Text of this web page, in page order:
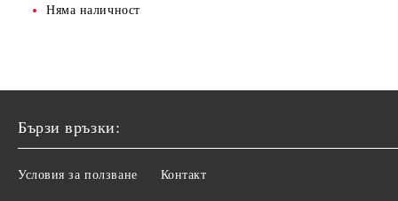
ТЯЛО
ДУШ ГЕЛОВЕ
Няма наличност
Бързи връзки:
Условия за ползване Контакт